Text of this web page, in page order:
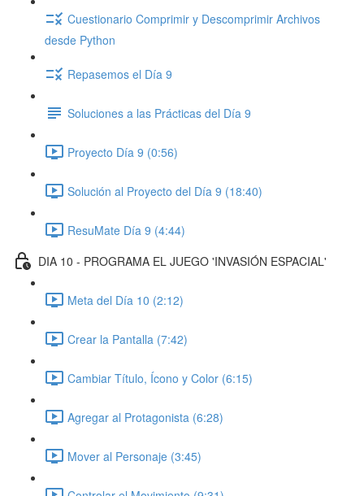
Cuestionario Comprimir y Descomprimir Archivos
desde Python
Repasemos el Día 9
Soluciones a las Prácticas del Día 9
Proyecto Día 9 (0:56)
Solución al Proyecto del Día 9 (18:40)
ResuMate Día 9 (4:44)
DIA 10 - PROGRAMA EL JUEGO 'INVASIÓN ESPACIAL'
Meta del Día 10 (2:12)
Crear la Pantalla (7:42)
Cambiar Título, Ícono y Color (6:15)
Agregar al Protagonista (6:28)
Mover al Personaje (3:45)